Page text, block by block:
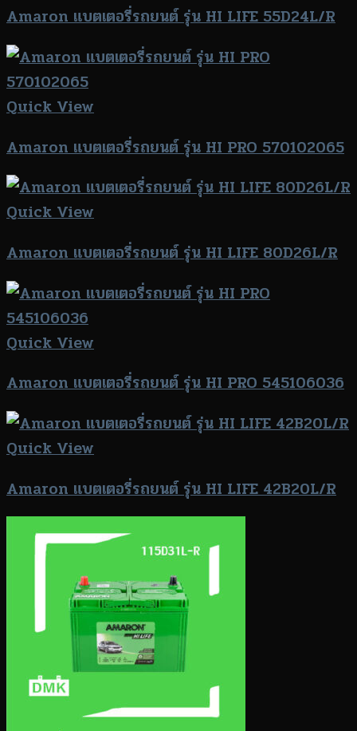
Amaron แบตเตอรี่รถยนต์ รุ่น HI LIFE 55D24L/R
Quick View
Amaron แบตเตอรี่รถยนต์ รุ่น HI PRO 570102065
Quick View
Amaron แบตเตอรี่รถยนต์ รุ่น HI LIFE 80D26L/R
Quick View
Amaron แบตเตอรี่รถยนต์ รุ่น HI PRO 545106036
Quick View
Amaron แบตเตอรี่รถยนต์ รุ่น HI LIFE 42B20L/R